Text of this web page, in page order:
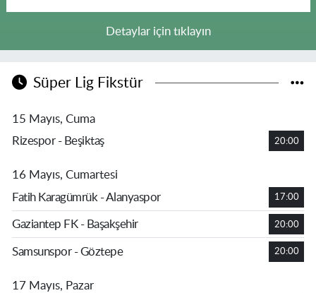
Detaylar için tıklayın
Süper Lig Fikstür
15 Mayıs, Cuma
Rizespor - Beşiktaş
20:00
16 Mayıs, Cumartesi
Fatih Karagümrük - Alanyaspor
17:00
Gaziantep FK - Başakşehir 20:00
Samsunspor - Göztepe 20:00
17 Mayıs, Pazar